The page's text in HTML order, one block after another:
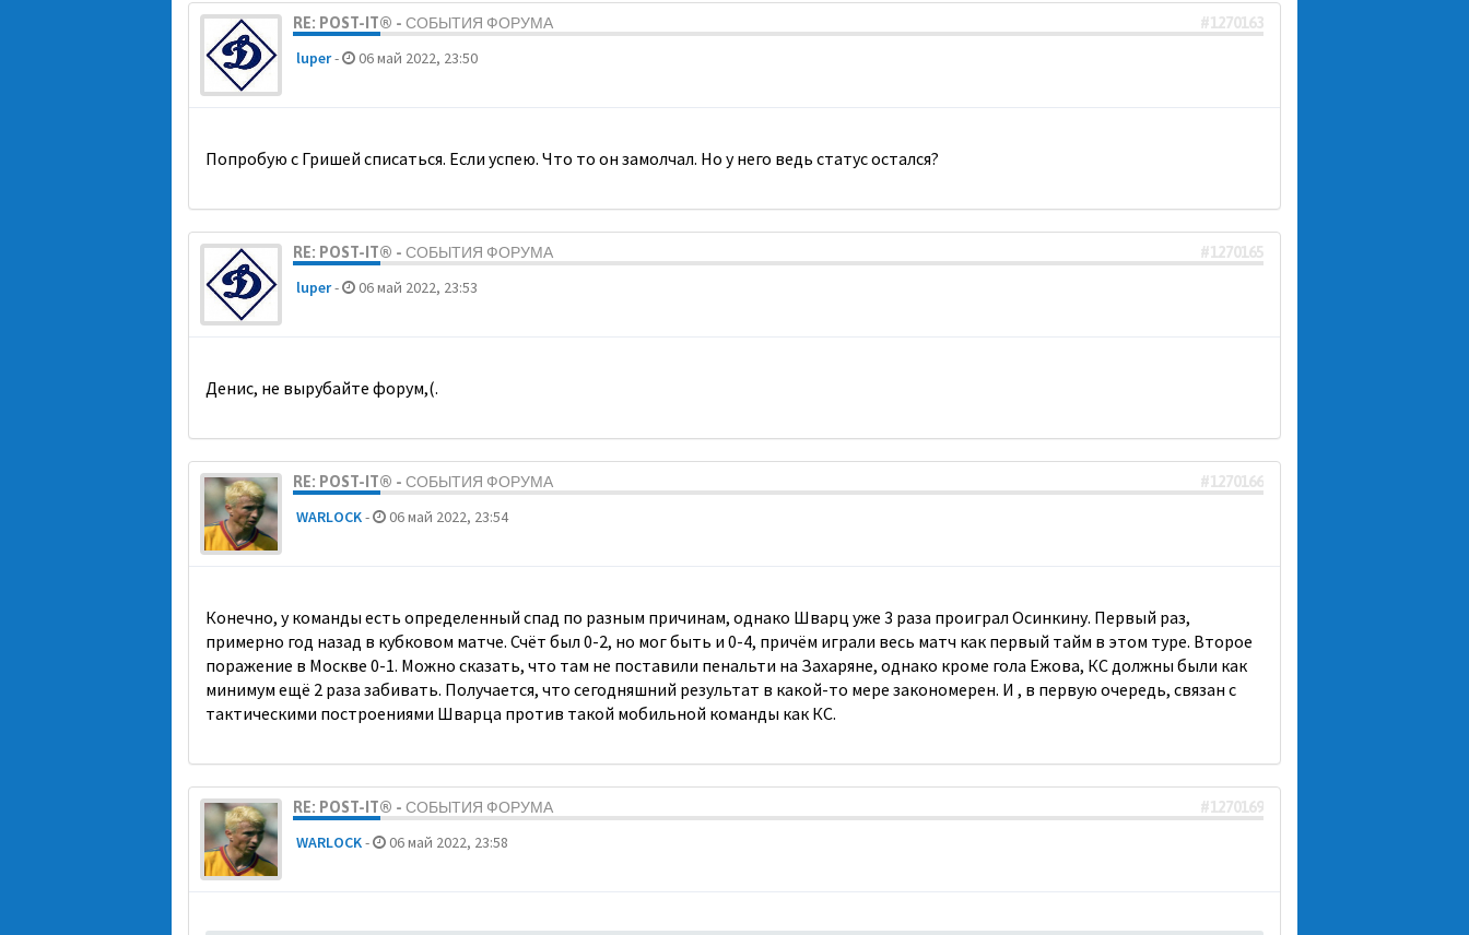
RE: POST-IT® - СОБЫТИЯ ФОРУМА #1270163
luper- 06 май 2022, 23:50
Попробую с Гришей списаться. Если успею. Что то он замолчал. Но у него ведь статус остался?
RE: POST-IT® - СОБЫТИЯ ФОРУМА #1270165
luper- 06 май 2022, 23:53
Денис, не вырубайте форум,(.
RE: POST-IT® - СОБЫТИЯ ФОРУМА #1270166
WARLOCK- 06 май 2022, 23:54
Конечно, у команды есть определенный спад по разным причинам, однако Шварц уже 3 раза проиграл Осинкину. Первый раз,
примерно год назад в кубковом матче. Счёт был 0-2, но мог быть и 0-4, причём играли весь матч как первый тайм в этом туре. Второе
поражение в Москве 0-1. Можно сказать, что там не поставили пенальти на Захаряне, однако кроме гола Ежова, КС должны были как
минимум ещё 2 раза забивать. Получается, что сегодняшний результат в какой-то мере закономерен. И , в первую очередь, связан с
тактическими построениями Шварца против такой мобильной команды как КС.
RE: POST-IT® - СОБЫТИЯ ФОРУМА #1270169
WARLOCK- 06 май 2022, 23:58